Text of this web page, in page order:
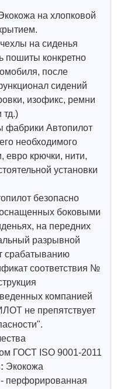
на хлопковой
на сиденья
пошиты конкретно
после
сидений
изофикс, ремни
тд.)
фабрики Автопилот
необходимого
евро крючки, нити,
установки
безопасно
боковыми
на передних
разрывной
срабатыванию
соответствия №
компанией
не препятствует
ГОСТ ISO 9001-2011
Экокожа
- перфорированная